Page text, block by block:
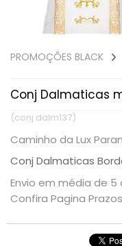
PROMOÇÕES BLACK
Conj Dalmaticas
(conj.dalm137)
Caminho da Lux
Conj Dalmaticas
Envio em média de
Confira Pagina